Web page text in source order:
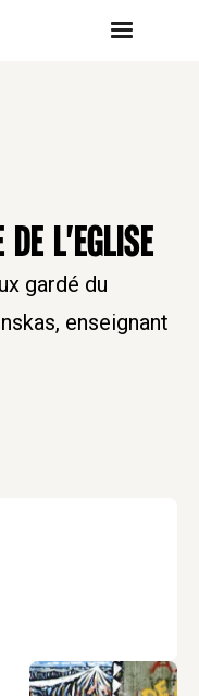
DE L'EGLISE
gardé du
enseignant